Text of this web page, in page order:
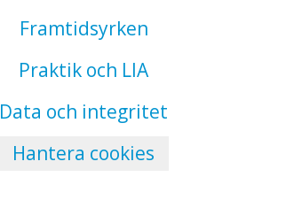
Framtidsyrken
Praktik och LIA
Data och integritet
Hantera cookies